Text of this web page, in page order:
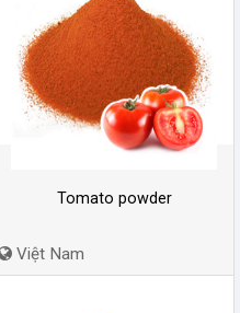
Tomato powder
Việt Nam